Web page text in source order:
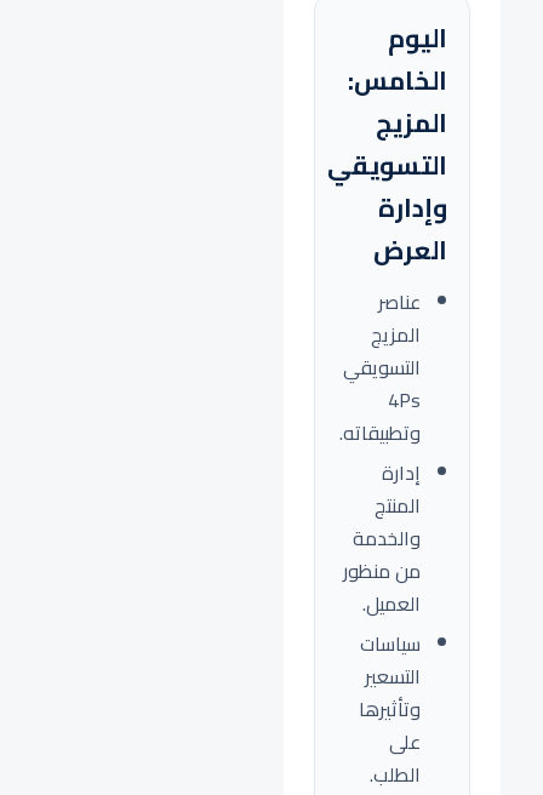
اليوم
الخامس:
المزيج
التسويقي
وإدارة
العرض
عناصر
المزيج
التسويقي
4Ps
وتطبيقاته.
إدارة
المنتج
والخدمة
من منظور
العميل.
سياسات
التسعير
وتأثيرها
على
الطلب.